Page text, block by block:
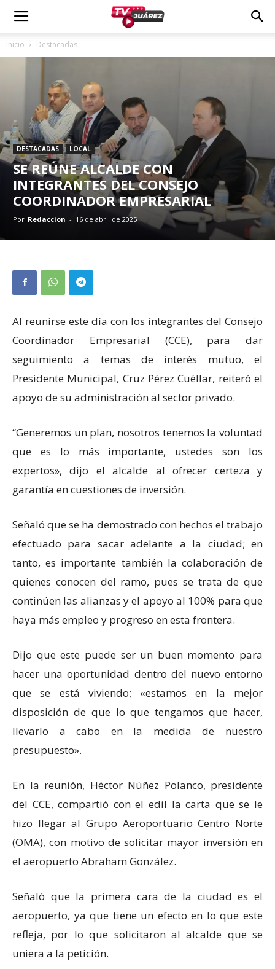
Inicio Destacadas
DESTACADAS LOCAL
SE REÚNE ALCALDE CON
INTEGRANTES DEL CONSEJO
COORDINADOR EMPRESARIAL
Por Redaccion - 16 de abril de 2025
Al reunirse este día con los integrantes del Consejo
Coordinador Empresarial (CCE), para dar
seguimiento a temas de interés mutuo, el
Presidente Municipal, Cruz Pérez Cuéllar, reiteró el
apoyo de su administración al sector privado.
“Generemos un plan, nosotros tenemos la voluntad
que es lo más importante, ustedes son los
expertos», dijo el alcalde al ofrecer certeza y
garantía en cuestiones de inversión.
Señaló que se ha demostrado con hechos el trabajo
efectuado para sacar adelante a la ciudad; en
tanto, es importante también la colaboración de
quienes conocen del ramo, pues se trata de que
continúen las alianzas y el apoyo al 100% para que
haya más empleo y progreso en esta frontera.
Dijo que este puede ser un buen momento para
hacer una oportunidad dentro del nuevo entorno
que se está viviendo; «estamos en la mejor
disposición de que lo que tengamos que hacer,
llevarlo a cabo en la medida de nuestro
presupuesto».
En la reunión, Héctor Núñez Polanco, presidente
del CCE, compartió con el edil la carta que se le
hizo llegar al Grupo Aeroportuario Centro Norte
(OMA), con motivo de solicitar mayor inversión en
el aeropuerto Abraham González.
Señaló que la primera cara de la ciudad es el
aeropuerto, ya que tiene un efecto en lo que este
refleja, por lo que solicitaron al alcalde que se
uniera a la petición.